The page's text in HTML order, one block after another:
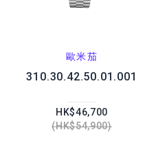
歐米茄
310.30.42.50.01.001
HK$46,700
HK$54,900